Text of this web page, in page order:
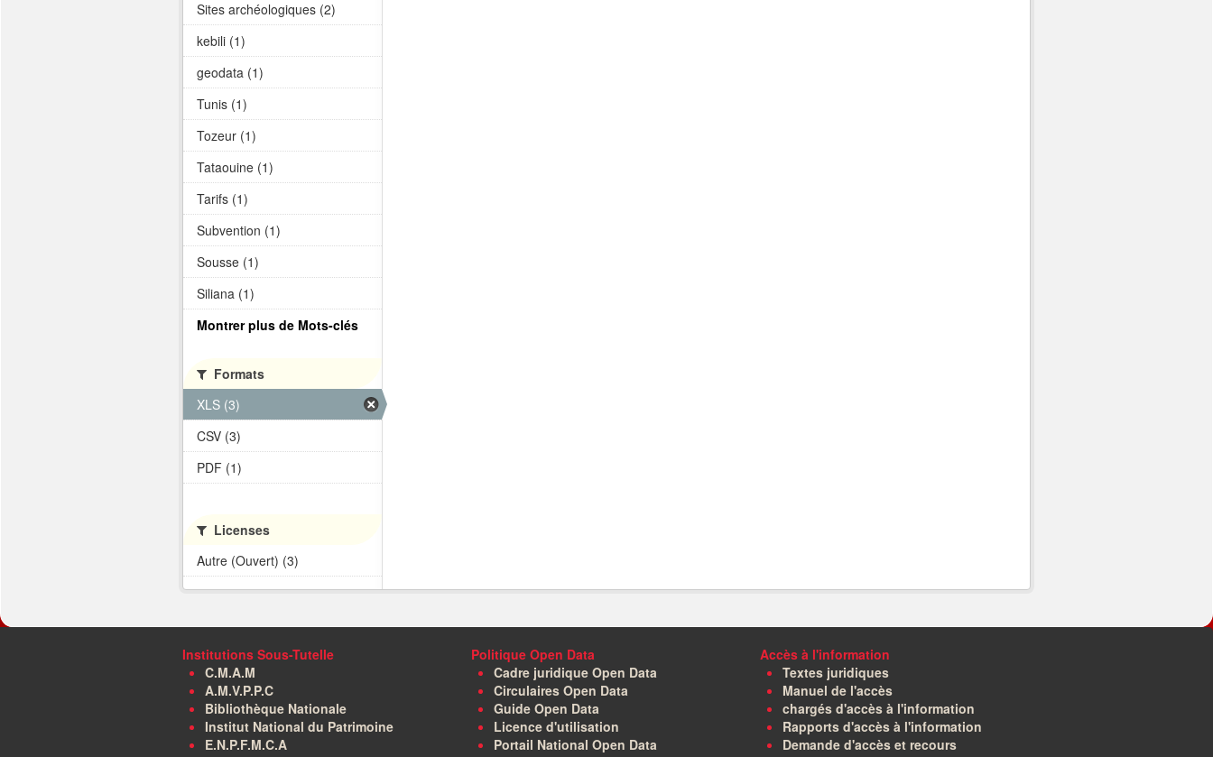
Sites archéologiques (2)
kebili (1)
geodata (1)
Tunis (1)
Tozeur (1)
Tataouine (1)
Tarifs (1)
Subvention (1)
Sousse (1)
Siliana (1)
Montrer plus de Mots-clés
Formats
XLS (3)
CSV (3)
PDF (1)
Licenses
Autre (Ouvert) (3)
Institutions Sous-Tutelle
C.M.A.M
A.M.V.P.P.C
Bibliothèque Nationale
Institut National du Patrimoine
E.N.P.F.M.C.A
Politique Open Data
Cadre juridique Open Data
Circulaires Open Data
Guide Open Data
Licence d'utilisation
Portail National Open Data
Accès à l'information
Textes juridiques
Manuel de l'accès
chargés d'accès à l'information
Rapports d'accès à l'information
Demande d'accès et recours